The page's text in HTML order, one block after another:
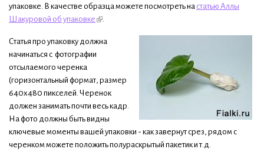
упаковке. В качестве образца можете посмотреть на статью Аллы
Шакуровой об упаковке
.
Статья про упаковку должна
начинаться с фотографии
отсылаемого черенка
(горизонтальный формат, размер
640x480 пикселей. Черенок
должен занимать почти весь кадр.
На фото должны быть видны
ключевые моменты вашей упаковки - как завернут срез, рядом с
черенком можете положить полураскрытый пакетик и т.д.